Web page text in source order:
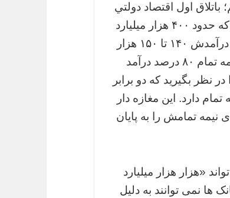
باتلاق اول اقتصاد دولتي
است. طرح‌های نیمه تمام که رودر روی دولت است که حدود ۴۰۰ هزار میلیارد
تومان است. ۴۰۰ هزار میلیارد تومان هم بدهي دارد. درآمدش ۱۴۰ تا ۱۵۰ هزار
میلیارد تومان است. هزینه های جاری و طرح های نیمه تمام ۸۰ درصد درآمد
نظر بگیرید که دو برابر
دارد. این مغازه دار
تمامش را به پایان
«هزار هزار میلیارد
ها نمی توانند به دلیل